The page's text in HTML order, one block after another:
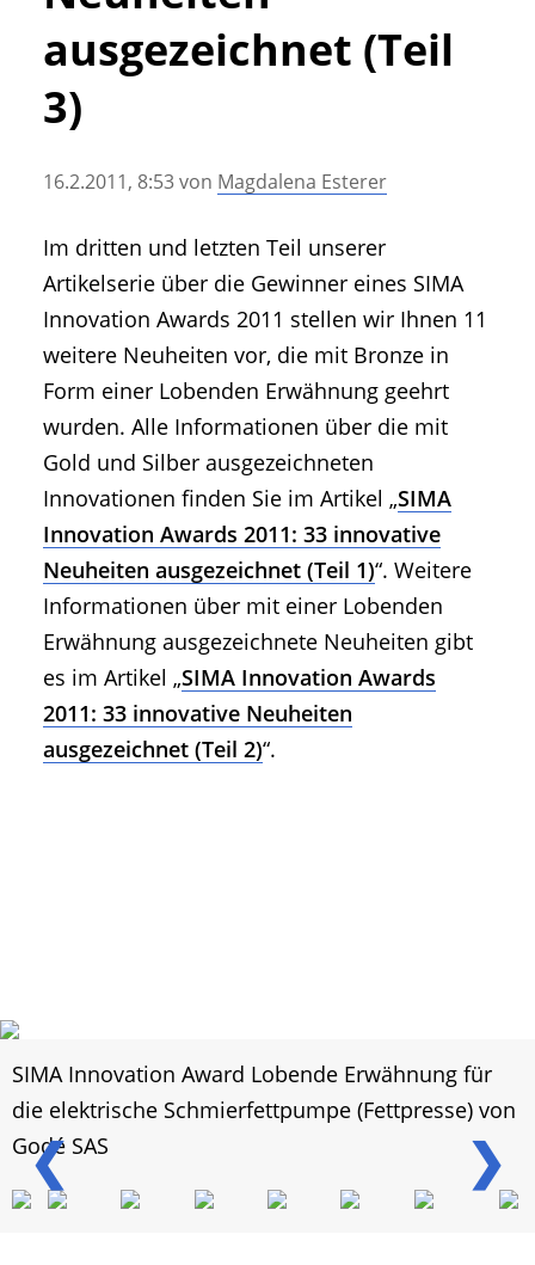
• Messen und Veranstaltungen
• Mitteilung der Redaktion
• Agritechnica Neuheiten Archiv
ausgezeichnet (Teil
3)
16.2.2011, 8:53von Magdalena Esterer
Im dritten und letzten Teil unserer
Artikelserie über die Gewinner eines SIMA
Innovation Awards 2011 stellen wir Ihnen 11
weitere Neuheiten vor, die mit Bronze in
Form einer Lobenden Erwähnung geehrt
wurden. Alle Informationen über die mit
Gold und Silber ausgezeichneten
Innovationen finden Sie im Artikel „SIMA
Innovation Awards 2011: 33 innovative
Neuheiten ausgezeichnet (Teil 1)“. Weitere
Informationen über mit einer Lobenden
Erwähnung ausgezeichnete Neuheiten gibt
es im Artikel „SIMA Innovation Awards
2011: 33 innovative Neuheiten
ausgezeichnet (Teil 2)“.
❮ ❯
SIMA Innovation Award Lobende Erwähnung für
die elektrische Schmierfettpumpe (Fettpresse) von
Godé SAS